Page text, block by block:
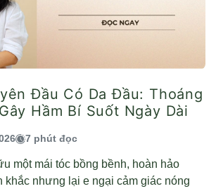
Đầu Có Da Đầu: Thoáng
Hầm Bí Suốt Ngày Dài
7 phút đọc
một mái tóc bồng bềnh, hoàn hảo
khắc nhưng lại e ngại cảm giác nóng